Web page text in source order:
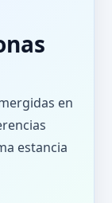
en
estancia